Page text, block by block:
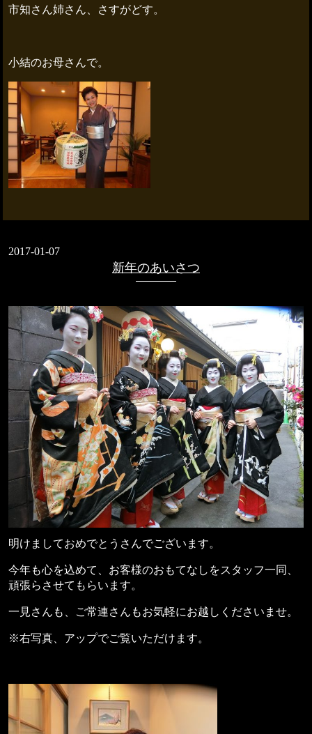
市知さん姉さん、さすがどす。
小結のお母さんで。
2017-01-07
新年のあいさつ
明けましておめでとうさんでございます。
今年も心を込めて、お客様のおもてなしをスタッフ一同、
頑張らさせてもらいます。
一見さんも、ご常連さんもお気軽にお越しくださいませ。
※右写真、アップでご覧いただけます。